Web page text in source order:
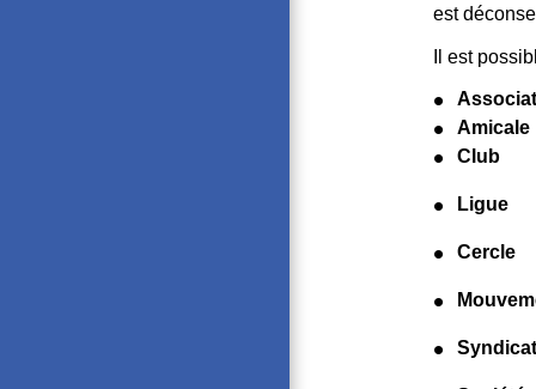
est
Il est
Amicale
Club
Ligue
Cercle
Syndicat